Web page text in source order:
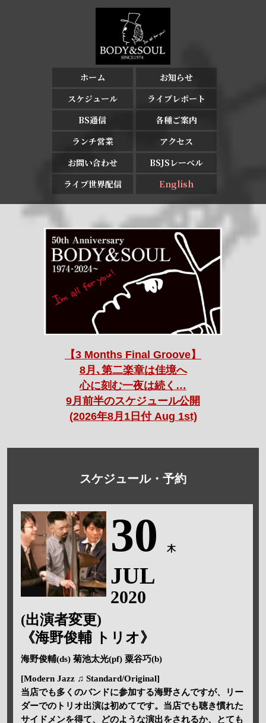
ホーム
お知らせ
スケジュール
ライブレポート
BS通信
各種ご案内
ランチ営業
アクセス
お問い合わせ
BSJSレーベル
ライブ世界配信
English
【3 Months Final Groove】
8月､第二楽章は佳境へ
心に刻む一夜は続く…
9月前半のスケジュール公開
(2026年8月1日付 Aug 1st)
スケジュール・予約
30 木
JUL
2020
(出演者変更)
《海野俊輔 トリオ》
海野俊輔(ds) 菊池太光(pf) 粟谷巧(b)
[Modern Jazz ♫ Standard/Original]
当店でも多くのバンドに参加する海野さんですが、リー
ダーでのトリオ出演は初めてです。当店でも聴き慣れた
サイドメンを得て、どのような演出をされるか、とても